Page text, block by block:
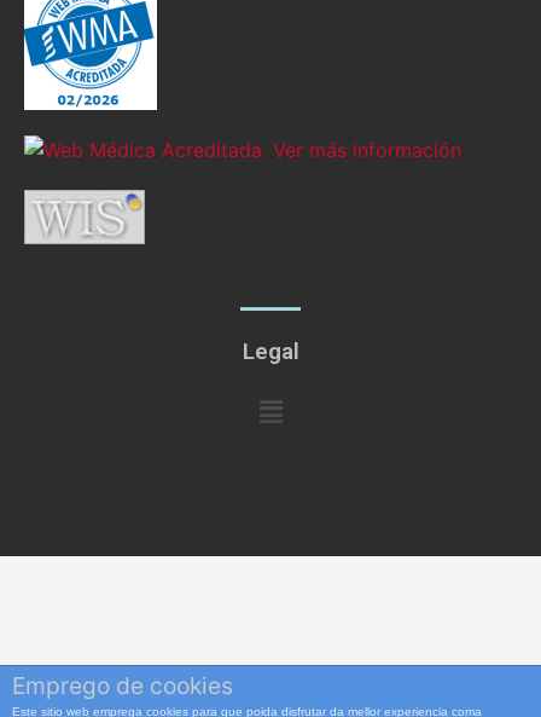
Legal
Menú
Emprego de cookies
Este sitio web emprega cookies para que poida disfrutar da mellor experiencia coma